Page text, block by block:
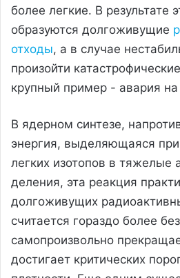
более легкие. В результате
образуются долгоживущие
отходы, а в случае
произойти
крупный пример - авария
В ядерном синтезе,
энергия, выделяющаяся
легких изотопов в тяжелые
деления, эта реакция
долгоживущих
считается гораздо более
самопроизвольно
достигает критических